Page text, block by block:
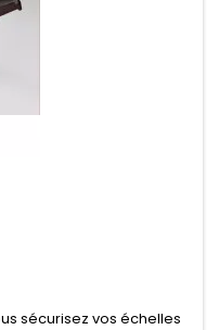
sécurisez vos échelles